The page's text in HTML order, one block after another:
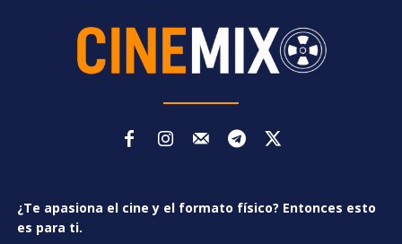
¿Te apasiona el cine y el formato físico? Entonces esto
es para ti.